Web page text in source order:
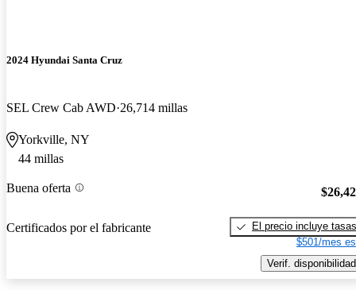
2024 Hyundai Santa Cruz
SEL Crew Cab AWD 26,714 millas
Yorkville, NY
44 millas
Buena oferta
Certificados por el fabricante
El precio incluye tasas
$501/mes
Verif. disponibilidad